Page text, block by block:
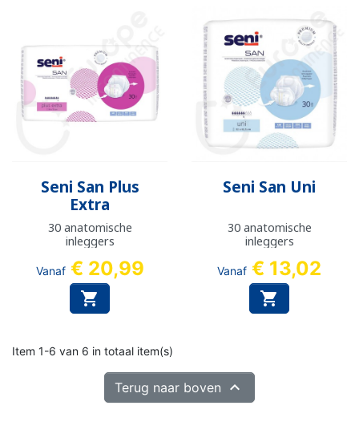
Seni San Plus
Extra
30 anatomische
inleggers
Vanaf € 20,99

Seni San Uni
30 anatomische
inleggers
Vanaf € 13,02

Item 1-6 van 6 in totaal item(s)
Terug naar boven 